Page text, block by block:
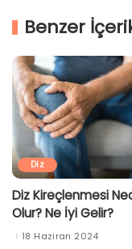
Benzer
Diz
Diz Kireçlenmesi
Olur? Ne İyi Gelir?
18 Haziran 2024